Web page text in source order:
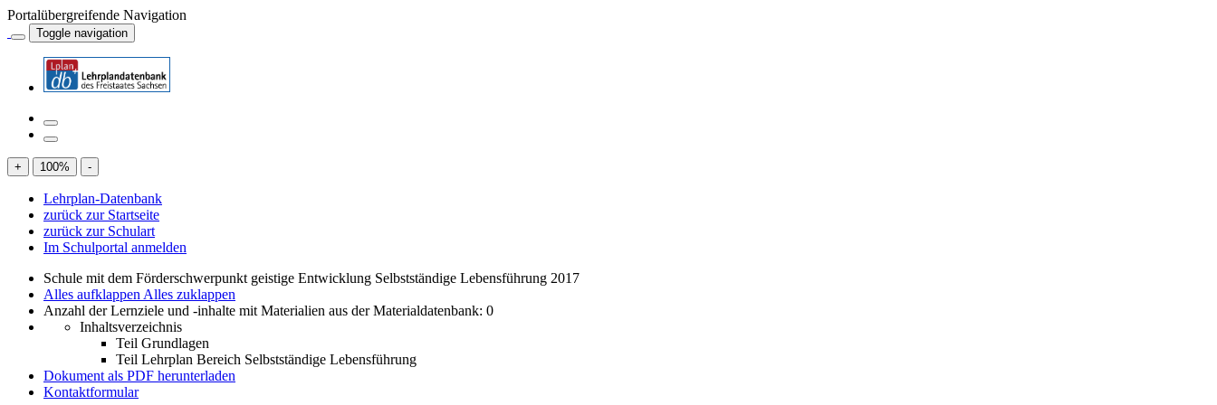
Portalübergreifende Navigation
Toggle navigation
+ 100% -
Lehrplan-Datenbank
zurück zur Startseite
zurück zur Schulart
Im Schulportal anmelden
Schule mit dem Förderschwerpunkt geistige Entwicklung Selbstständige Lebensführung 2017
Alles aufklappen Alles zuklappen
Anzahl der Lernziele und -inhalte mit Materialien aus der Materialdatenbank: 0
Inhaltsverzeichnis
Teil Grundlagen
Teil Lehrplan Bereich Selbstständige Lebensführung
Dokument als PDF herunterladen
Kontaktformular